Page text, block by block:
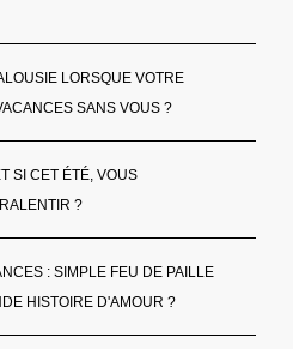
LORSQUE VOTRE
SANS VOUS ?
SI CET ÉTÉ, VOUS
?
: SIMPLE FEU DE PAILLE
HISTOIRE D'AMOUR ?